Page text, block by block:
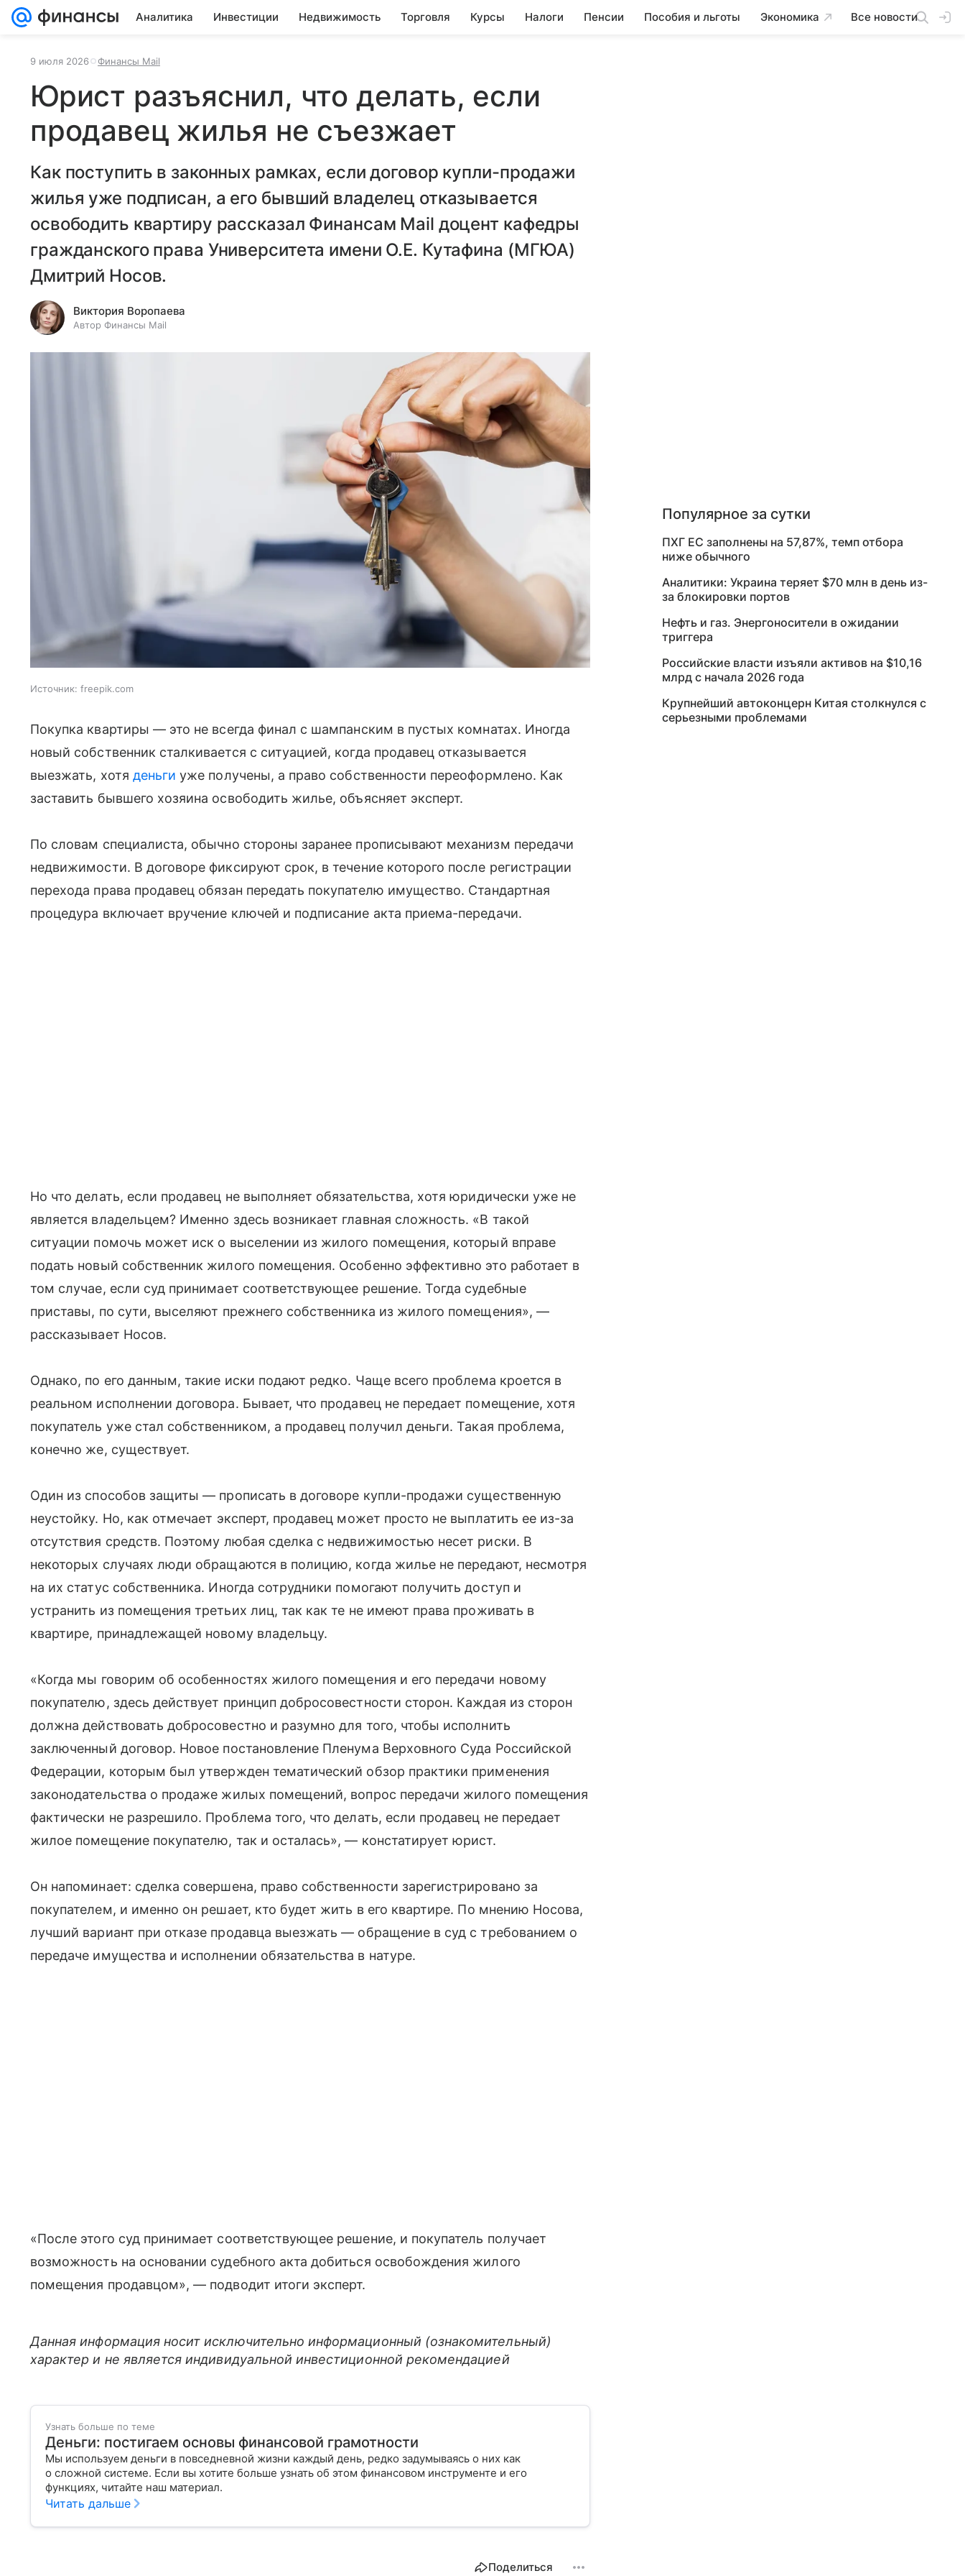
Аналитика Инвестиции Недвижимость Торговля Курсы Налоги Пенсии Пособия и льготы Экономика Все новости
9 июля 2026 Финансы Mail
Юрист разъяснил, что делать, если
продавец жилья не съезжает
Как поступить в законных рамках, если договор купли-продажи
жилья уже подписан, а его бывший владелец отказывается
освободить квартиру рассказал Финансам Mail доцент кафедры
гражданского права Университета имени О.Е. Кутафина (МГЮА)
Дмитрий Носов.
Виктория Воропаева
Автор Финансы Mail
Источник: freepik.com
Покупка квартиры — это не всегда финал с шампанским в пустых комнатах. Иногда
новый собственник сталкивается с ситуацией, когда продавец отказывается
выезжать, хотя деньги уже получены, а право собственности переоформлено. Как
заставить бывшего хозяина освободить жилье, объясняет эксперт.
По словам специалиста, обычно стороны заранее прописывают механизм передачи
недвижимости. В договоре фиксируют срок, в течение которого после регистрации
перехода права продавец обязан передать покупателю имущество. Стандартная
процедура включает вручение ключей и подписание акта приема-передачи.
Но что делать, если продавец не выполняет обязательства, хотя юридически уже не
является владельцем? Именно здесь возникает главная сложность. «В такой
ситуации помочь может иск о выселении из жилого помещения, который вправе
подать новый собственник жилого помещения. Особенно эффективно это работает в
том случае, если суд принимает соответствующее решение. Тогда судебные
приставы, по сути, выселяют прежнего собственника из жилого помещения», —
рассказывает Носов.
Однако, по его данным, такие иски подают редко. Чаще всего проблема кроется в
реальном исполнении договора. Бывает, что продавец не передает помещение, хотя
покупатель уже стал собственником, а продавец получил деньги. Такая проблема,
конечно же, существует.
Один из способов защиты — прописать в договоре купли-продажи существенную
неустойку. Но, как отмечает эксперт, продавец может просто не выплатить ее из-за
отсутствия средств. Поэтому любая сделка с недвижимостью несет риски. В
некоторых случаях люди обращаются в полицию, когда жилье не передают, несмотря
на их статус собственника. Иногда сотрудники помогают получить доступ и
устранить из помещения третьих лиц, так как те не имеют права проживать в
квартире, принадлежащей новому владельцу.
«Когда мы говорим об особенностях жилого помещения и его передачи новому
покупателю, здесь действует принцип добросовестности сторон. Каждая из сторон
должна действовать добросовестно и разумно для того, чтобы исполнить
заключенный договор. Новое постановление Пленума Верховного Суда Российской
Федерации, которым был утвержден тематический обзор практики применения
законодательства о продаже жилых помещений, вопрос передачи жилого помещения
фактически не разрешило. Проблема того, что делать, если продавец не передает
жилое помещение покупателю, так и осталась», — констатирует юрист.
Он напоминает: сделка совершена, право собственности зарегистрировано за
покупателем, и именно он решает, кто будет жить в его квартире. По мнению Носова,
лучший вариант при отказе продавца выезжать — обращение в суд с требованием о
передаче имущества и исполнении обязательства в натуре.
«После этого суд принимает соответствующее решение, и покупатель получает
возможность на основании судебного акта добиться освобождения жилого
помещения продавцом», — подводит итоги эксперт.
Данная информация носит исключительно информационный (ознакомительный)
характер и не является индивидуальной инвестиционной рекомендацией
Узнать больше по теме
Деньги: постигаем основы финансовой грамотности
Мы используем деньги в повседневной жизни каждый день, редко задумываясь о них как
о сложной системе. Если вы хотите больше узнать об этом финансовом инструменте и его
функциях, читайте наш материал.
Читать дальше
Поделиться
Популярное за сутки
ПХГ ЕС заполнены на 57,87%, темп отбора
ниже обычного
Аналитики: Украина теряет $70 млн в день из-
за блокировки портов
Нефть и газ. Энергоносители в ожидании
триггера
Российские власти изъяли активов на $10,16
млрд с начала 2026 года
Крупнейший автоконцерн Китая столкнулся с
серьезными проблемами